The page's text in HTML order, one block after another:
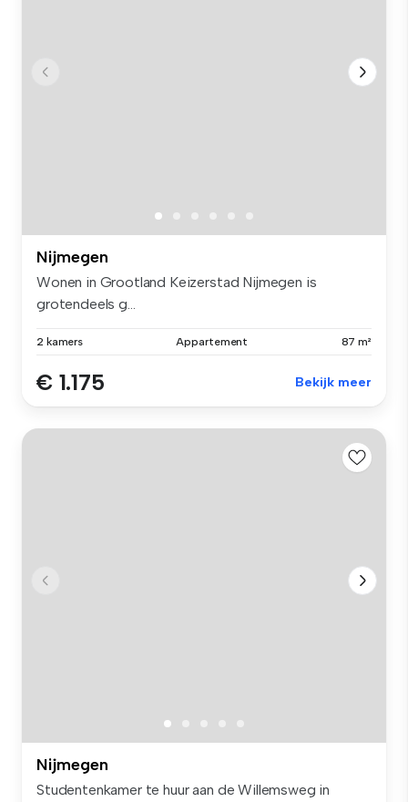
Nijmegen
Wonen in Grootland Keizerstad Nijmegen is
grotendeels g...
2 kamers Appartement 87 m²
€ 1.175 Bekijk meer
Nijmegen
Studentenkamer te huur aan de Willemsweg in